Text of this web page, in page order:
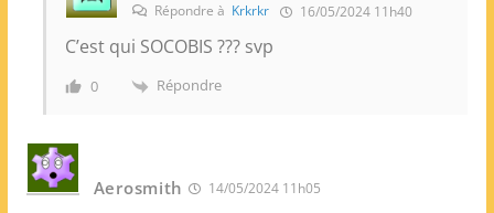
Répondre à Krkrkr 16/05/2024 11h40
C’est qui SOCOBIS ??? svp
0 Répondre
Aerosmith 14/05/2024 11h05